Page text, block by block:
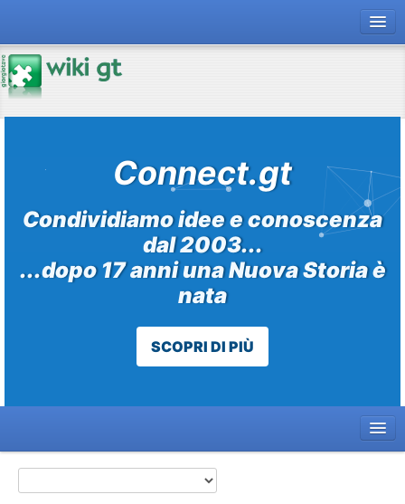
forum gt
magazine
Chi siamo
Connect.gt
Condividiamo idee e conoscenza
dal 2003...
...dopo 17 anni una Nuova Storia è
nata
SCOPRI DI PIÙ
Il Wiki GT